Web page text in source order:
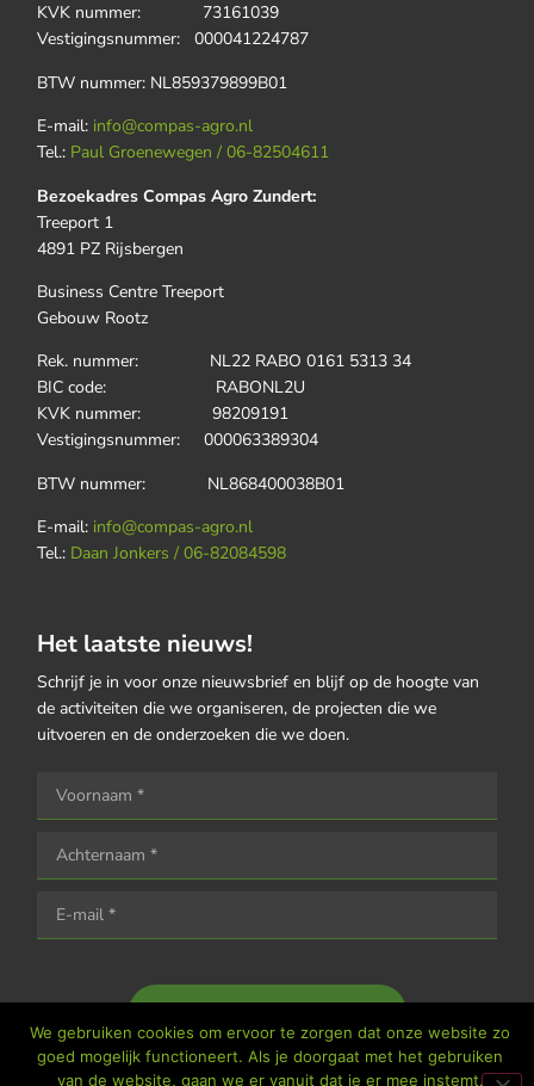
KVK nummer: 73161039
Vestigingsnummer: 000041224787
BTW nummer: NL859379899B01
E-mail: info@compas-agro.nl
Tel.: Paul Groenewegen / 06-82504611
Bezoekadres Compas Agro Zundert:
Treeport 1
4891 PZ Rijsbergen
Business Centre Treeport
Gebouw Rootz
Rek. nummer: NL22 RABO 0161 5313 34
BIC code: RABONL2U
KVK nummer: 98209191
Vestigingsnummer: 000063389304
BTW nummer: NL868400038B01
E-mail: info@compas-agro.nl
Tel.: Daan Jonkers / 06-82084598
Het laatste nieuws!
Schrijf je in voor onze nieuwsbrief en blijf op de hoogte van
de activiteiten die we organiseren, de projecten die we
uitvoeren en de onderzoeken die we doen.
We gebruiken cookies om ervoor te zorgen dat onze website zo
goed mogelijk functioneert. Als je doorgaat met het gebruiken
van de website, gaan we er vanuit dat je er mee instemt.